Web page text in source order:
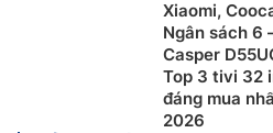
Xiaomi,
Ngân sách 6
Casper
Top 3 tivi 32
đáng mua
2026